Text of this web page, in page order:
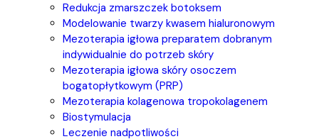
Redukcja zmarszczek botoksem
Modelowanie twarzy kwasem hialuronowym
Mezoterapia igłowa preparatem dobranym
indywidualnie do potrzeb skóry
Mezoterapia igłowa skóry osoczem
bogatopłytkowym (PRP)
Mezoterapia kolagenowa tropokolagenem
Biostymulacja
Leczenie nadpotliwości